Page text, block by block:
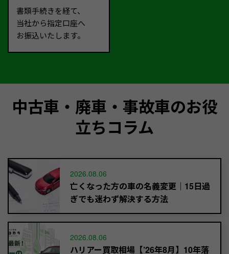
書類手続きを経て、
当社から指定口座へ
お振込いたします。
中古車・廃車・事故車のお役
立ちコラム
2026.08.06
亡くなった方の車の名義変更｜15日過
ぎでも迷わず解決する方法
2026.08.06
ハリアー買取相場【’26年8月】10年落